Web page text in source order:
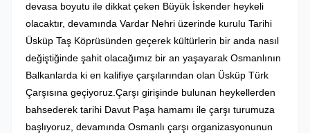
devasa boyutu ile dikkat çeken Büyük İskender heykeli
olacaktır, devamında Vardar Nehri üzerinde kurulu Tarihi
Üsküp Taş Köprüsünden geçerek kültürlerin bir anda nasıl
değiştiğinde şahit olacağımız bir an yaşayarak Osmanlının
Balkanlarda ki en kalifiye çarşılarından olan Üsküp Türk
Çarşısına geçiyoruz.Çarşı girişinde bulunan heykellerden
bahsederek tarihi Davut Paşa hamamı ile çarşı turumuza
başlıyoruz, devamında Osmanlı çarşı organizasyonunun